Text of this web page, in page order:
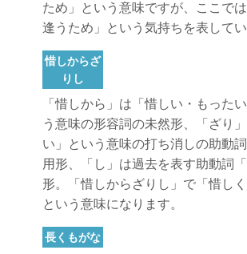
ため」という意味ですが、ここで
逢うため」という気持ちを表してい
惜しからざ
りし
「惜しから」は「惜しい・もった
う意味の形容詞の未然形、「ざり
い」という意味の打ち消しの助動
用形、「し」は過去を表す助動詞
形。「惜しからざりし」で「惜しく
という意味になります。
長くもがな